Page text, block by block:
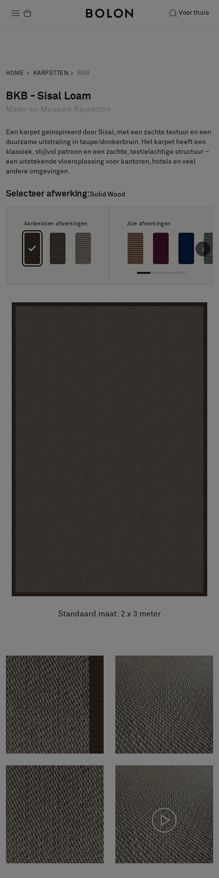
Voor thuis
Duurzaamheid
Installatie
Onderhoud
Samenwerkingen met Designers
Stories
Contact
Image & Material Bank
Pattern Tile Tool
HOME KARPETTEN BKB
BKB - Sisal Loam
Made-to-Measure Karpetten
Een karpet geïnspireerd door Sisal, met een zachte textuur en een
duurzame uitstraling in taupe/donkerbruin. Het karpet heeft een
klassiek, stijlvol patroon en een zachte, textielachtige structuur –
een uitstekende vloeroplossing voor kantoren, hotels en veel
andere omgevingen.
Selecteer afwerking:Solid Wood
Solid Wood
Aanbevolen afwerkingen Alle afwerkingen
Standaard maat: 2 x 3 meter